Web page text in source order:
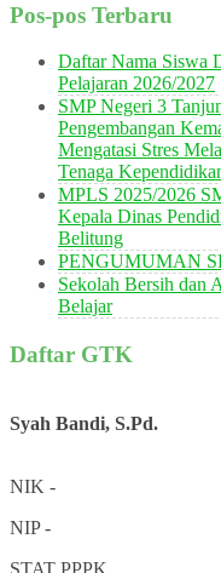
Pos-pos Terbaru
Daftar Nama Siswa
Pelajaran 2026/2027
SMP Negeri 3
Pengembangan
Mengatasi Stres
Tenaga
MPLS 2025/2026
Kepala Dinas
Belitung
PENGUMUMAN
Sekolah Bersih dan
Belajar
Daftar GTK
Syah Bandi, S.Pd.
NIK -
NIP-
STAT PPPK